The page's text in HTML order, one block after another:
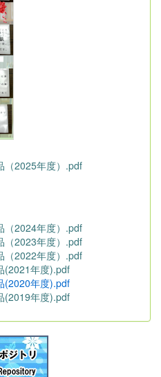
（2025年度）.pdf
（2024年度）.pdf
（2023年度）.pdf
（2022年度）.pdf
(2021年度).pdf
(2020年度).pdf
(2019年度).pdf